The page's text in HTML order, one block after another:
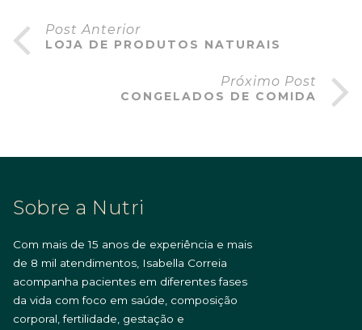
Post Anterior
LOJA DE PRODUTOS NATURAIS
Próximo Post
CONGELADOS DE COMIDA
Sobre a Nutri
Com mais de 15 anos de experiência e mais
de 8 mil atendimentos, Isabella Correia
acompanha pacientes em diferentes fases
da vida com foco em saúde, composição
corporal, fertilidade, gestação e